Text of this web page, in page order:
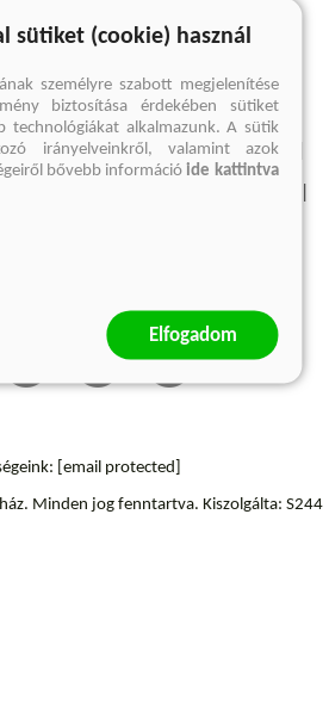
nincs találat
Elállási felmondási nyilatkozat
[email protected]
Minden jog fenntartva. Kiszolgálta: S244
sütiket (cookie) használ
személyre szabott megjelenítése
biztosítása érdekében sütiket
technológiákat alkalmazunk. A sütik
irányelveinkről, valamint azok
bővebb információide kattintva
Elfogadom